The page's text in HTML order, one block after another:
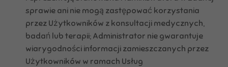
sprawie ani nie mogą zastępować korzystania
przez Użytkowników z konsultacji medycznych,
badań lub terapii; Administrator nie gwarantuje
wiarygodności informacji zamieszczanych przez
Użytkowników w ramach Usług